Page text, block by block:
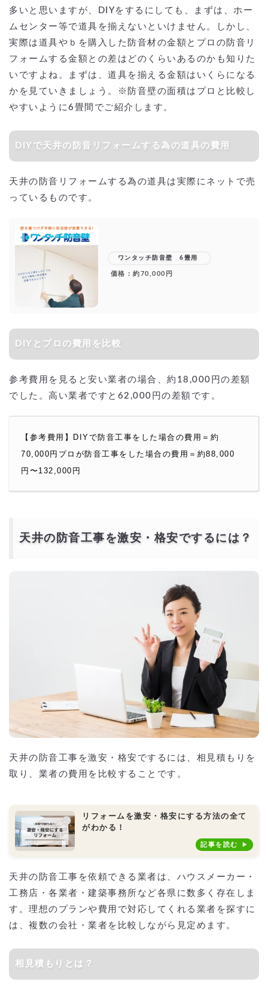
多いと思いますが、DIYをするにしても、まずは、ホー
ムセンター等で道具を揃えないといけません。しかし、
実際は道具やｂを購入した防音材の金額とプロの防音リ
フォームする金額との差はどのくらいあるのかも知りた
いですよね。まずは、道具を揃える金額はいくらになる
かを見ていきましょう。※防音壁の面積はプロと比較し
やすいように6畳間でご紹介します。
DIYで天井の防音リフォームする為の道具の費用
天井の防音リフォームする為の道具は実際にネットで売
っているものです。
ワンタッチ防音壁 6畳用
価格：約70,000円
DIYとプロの費用を比較
参考費用を見ると安い業者の場合、約18,000円の差額
でした。高い業者ですと62,000円の差額です。
【参考費用】 DIYで防音工事をした場合の費用＝約
70,000円 プロが防音工事をした場合の費用＝約88,000
円〜132,000円
天井の防音工事を激安・格安でするには？
天井の防音工事を激安・格安でするには、相見積もりを
取り、業者の費用を比較することです。
リフォームを激安・格安にする方法の全て
がわかる！
記事を読む
天井の防音工事を依頼できる業者は、ハウスメーカー・
工務店・各業者・建築事務所など各県に数多く存在しま
す。理想のプランや費用で対応してくれる業者を探すに
は、複数の会社・業者を比較しながら見定めます。
相見積もりとは？